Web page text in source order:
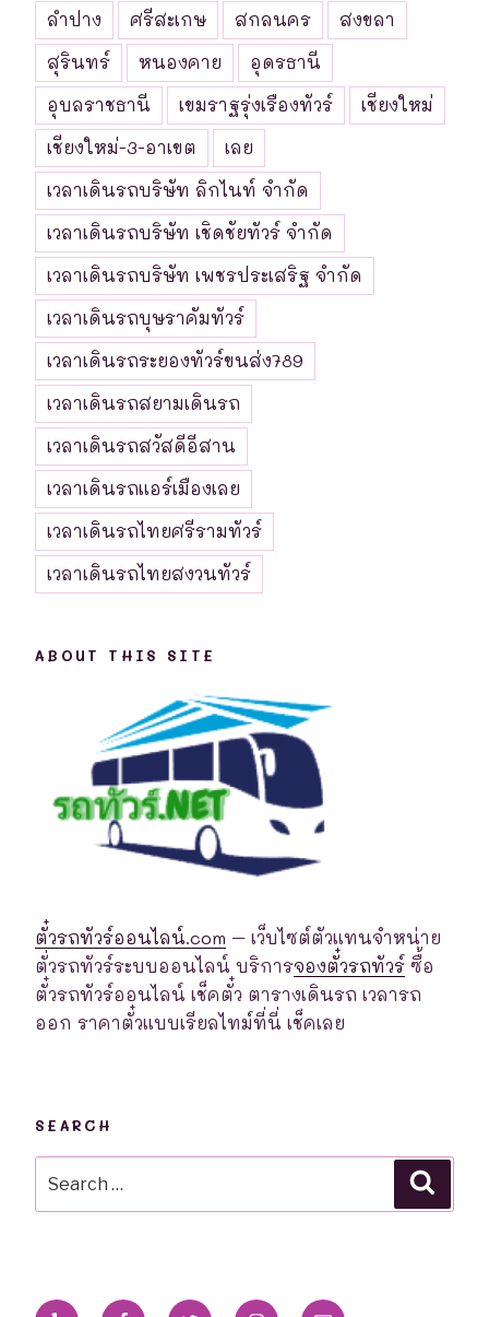
ลำปาง
ศรีสะเกษ สกลนคร
สงขลา
สุรินทร์
หนองคาย
อุดรธานี
อุบลราชธานี
เขมราฐรุ่งเรืองทัวร์
เชียงใหม่
เชียงใหม่-3-อาเขต
เลย
เวลาเดินรถบริษัท ลิกไนท์ จำกัด
เวลาเดินรถบริษัท เชิดชัยทัวร์ จำกัด
เวลาเดินรถบริษัท เพชรประเสริฐ จำกัด
เวลาเดินรถบุษราคัมทัวร์
เวลาเดินรถระยองทัวร์ขนส่ง789
เวลาเดินรถสยามเดินรถ
เวลาเดินรถสวัสดีอีสาน
เวลาเดินรถแอร์เมืองเลย
เวลาเดินรถไทยศรีรามทัวร์
เวลาเดินรถไทยสงวนทัวร์
ABOUT THIS SITE
ตั๋วรถทัวร์ออนไลน์.com – เว็บไซต์ตัวแทนจำหน่าย
ตั่วรถทัวร์ระบบออนไลน์ บริการจองตั๋วรถทัวร์ ซื้อ
ตั๋วรถทัวร์ออนไลน์ เช็คตั๋ว ตารางเดินรถ เวลารถ
ออก ราคาตั๋วแบบเรียลไทม์ที่นี่ เช็คเลย
SEARCH
for:
Yelp FacebookTwitterInstagram
Email